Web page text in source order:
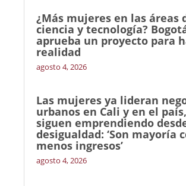
¿Más mujeres en las áreas
ciencia y tecnología?
aprueba un proyecto para
realidad
agosto 4, 2026
Las mujeres ya lideran
urbanos en Cali y en el
siguen emprendiendo
desigualdad: ‘Son mayoría
menos ingresos’
agosto 4, 2026